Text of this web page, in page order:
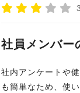
社員メンバー
社内アンケートや
も簡単なため、使